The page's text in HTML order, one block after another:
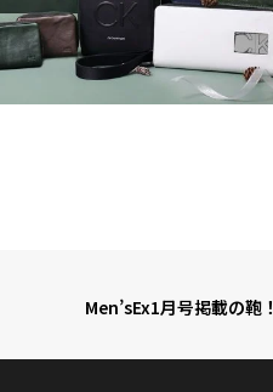
Men’sEx1月号掲載の鞄！